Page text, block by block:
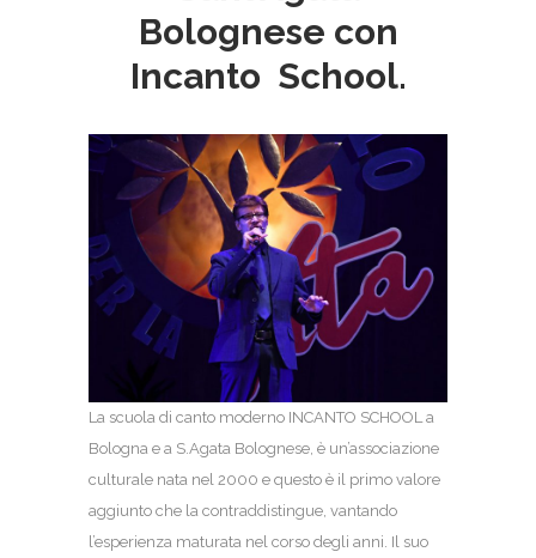
Bolognese con
Incanto School.
La scuola di canto moderno INCANTO SCHOOL a
Bologna e a S.Agata Bolognese, è un’associazione
culturale nata nel 2000 e questo è il primo valore
aggiunto che la contraddistingue, vantando
l’esperienza maturata nel corso degli anni. Il suo